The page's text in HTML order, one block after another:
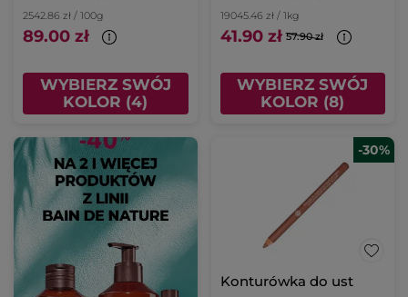
2542.86 zł / 100g
89.00 zł
WYBIERZ SWÓJ
KOLOR (4)
19045.46 zł / 1kg
41.90 zł 57.90 zł
WYBIERZ SWÓJ
KOLOR (8)
-30%
Konturówka do ust